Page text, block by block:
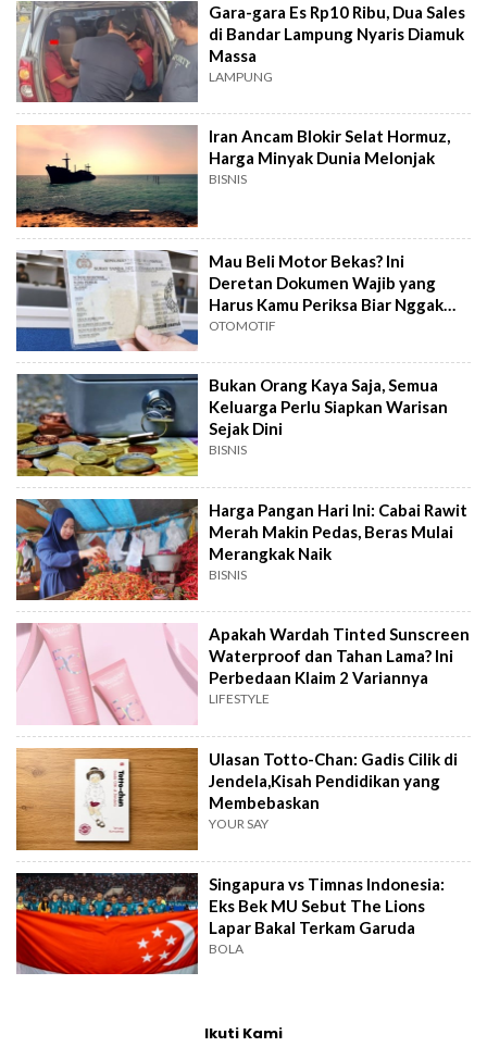
Gara-gara Es Rp10 Ribu, Dua Sales
di Bandar Lampung Nyaris Diamuk
Massa
LAMPUNG
Iran Ancam Blokir Selat Hormuz,
Harga Minyak Dunia Melonjak
BISNIS
Mau Beli Motor Bekas? Ini
Deretan Dokumen Wajib yang
Harus Kamu Periksa Biar Nggak
Ketipu
OTOMOTIF
Bukan Orang Kaya Saja, Semua
Keluarga Perlu Siapkan Warisan
Sejak Dini
BISNIS
Harga Pangan Hari Ini: Cabai Rawit
Merah Makin Pedas, Beras Mulai
Merangkak Naik
BISNIS
Apakah Wardah Tinted Sunscreen
Waterproof dan Tahan Lama? Ini
Perbedaan Klaim 2 Variannya
LIFESTYLE
Ulasan Totto-Chan: Gadis Cilik di
Jendela,Kisah Pendidikan yang
Membebaskan
YOUR SAY
Singapura vs Timnas Indonesia:
Eks Bek MU Sebut The Lions
Lapar Bakal Terkam Garuda
BOLA
Ikuti Kami